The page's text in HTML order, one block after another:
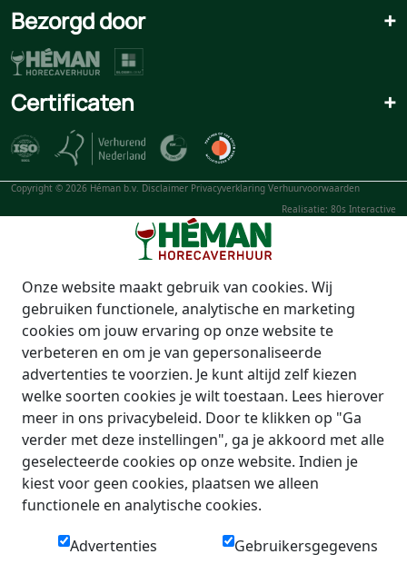
Bezorgd door +
Certificaten +
Copyright © 2026 Héman b.v. Disclaimer Privacyverklaring Verhuurvoorwaarden
Realisatie: 80s Interactive
Onze website maakt gebruik van cookies. Wij
gebruiken functionele, analytische en marketing
cookies om jouw ervaring op onze website te
verbeteren en om je van gepersonaliseerde
advertenties te voorzien. Je kunt altijd zelf kiezen
welke soorten cookies je wilt toestaan. Lees hierover
meer in ons privacybeleid. Door te klikken op "Ga
verder met deze instellingen", ga je akkoord met alle
geselecteerde cookies op onze website. Indien je
kiest voor geen cookies, plaatsen we alleen
functionele en analytische cookies.
Advertenties Gebruikersgegevens